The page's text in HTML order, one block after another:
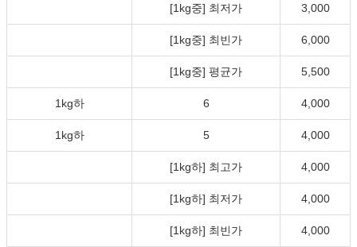
[1kg중] 최저가 3,000
[1kg중] 최빈가 6,000
[1kg중] 평균가 5,500
1kg하 6 4,000
1kg하 5 4,000
[1kg하] 최고가 4,000
[1kg하] 최저가 4,000
[1kg하] 최빈가 4,000